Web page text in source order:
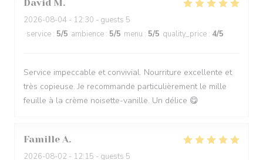
David M
2026-08-04 - 12:30 - guests 5
service : 5/5 ambience : 5/5 menu : 5/5 quality_price : 4/5
Service impeccable et convivial. Nourriture excellente et
très copieuse. Je recommande particulièrement le mille
feuille à la crème noisette-vanille. Un délice 😋
Famille A
2026-08-02 - 12:15 - guests 5